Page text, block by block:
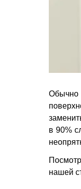
Обычно
в 90%
нашей